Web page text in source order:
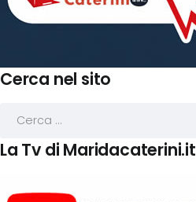
Cerca nel sito
La Tv di Maridacaterini.it